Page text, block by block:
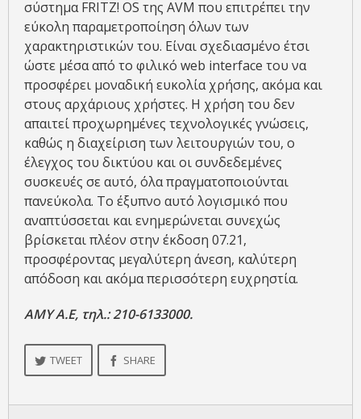
σύστημα FRITZ! OS της AVM που επιτρέπει την
εύκολη παραμετροποίηση όλων των
χαρακτηριστικών του. Είναι σχεδιασμένο έτσι
ώστε μέσα από το φιλικό web interface του να
προσφέρει μοναδική ευκολία χρήσης, ακόμα και
στους αρχάριους χρήστες. Η χρήση του δεν
απαιτεί προχωρημένες τεχνολογικές γνώσεις,
καθώς η διαχείριση των λειτουργιών του, ο
έλεγχος του δικτύου και οι συνδεδεμένες
συσκευές σε αυτό, όλα πραγματοποιούνται
πανεύκολα. Το έξυπνο αυτό λογισμικό που
αναπτύσσεται και ενημερώνεται συνεχώς
βρίσκεται πλέον στην έκδοση 07.21,
προσφέροντας μεγαλύτερη άνεση, καλύτερη
απόδοση και ακόμα περισσότερη ευχρηστία.
ΑΜΥ Α.Ε, τηλ.: 210-6133000.
TWEET SHARE